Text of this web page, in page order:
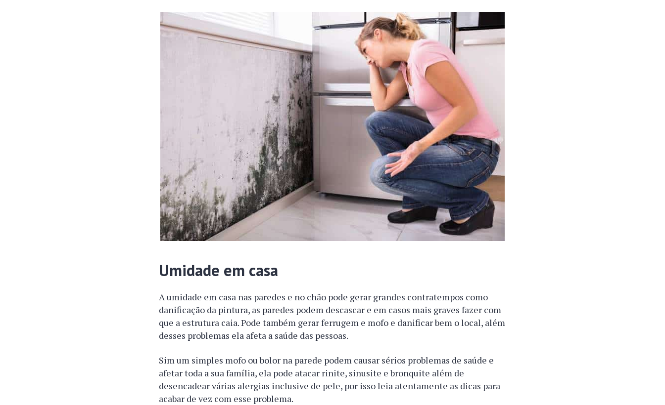
Umidade em casa
A umidade em casa nas paredes e no chão pode gerar grandes contratempos como
danificação da pintura, as paredes podem descascar e em casos mais graves fazer com
que a estrutura caia. Pode também gerar ferrugem e mofo e danificar bem o local, além
desses problemas ela afeta a saúde das pessoas.
Sim um simples mofo ou bolor na parede podem causar sérios problemas de saúde e
afetar toda a sua família, ela pode atacar rinite, sinusite e bronquite além de
desencadear várias alergias inclusive de pele, por isso leia atentamente as dicas para
acabar de vez com esse problema.